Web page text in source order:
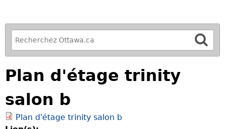
R
e
f
i
e
y
o
Plan d'étage trinity
salon b
Plan d'étage trinity salon b